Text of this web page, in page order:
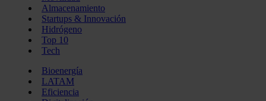
Almacenamiento
Startups & Innovación
Hidrógeno
Top 10
Tech
Bioenergía
LATAM
Eficiencia